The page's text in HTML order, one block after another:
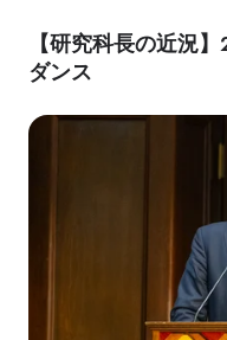
【研究科長の近況
ダンス